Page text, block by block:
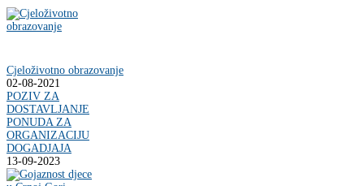
Cjeloživotno obrazovanje
02-08-2021
POZIV ZA
DOSTAVLJANJE
PONUDA ZA
ORGANIZACIJU
DOGADJAJA
13-09-2023